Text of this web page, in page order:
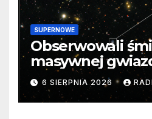
SUPERNOWE
Obserwowali
masywnej
samego
cenne dane
6 SIERPNIA 2026